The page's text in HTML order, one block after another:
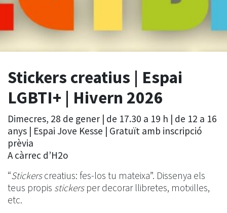
Stickers creatius | Espai
LGBTI+ | Hivern 2026
Dimecres, 28 de gener | de 17.30 a 19 h | de 12 a 16
anys | Espai Jove Kesse | Gratuït amb inscripció
prèvia
A càrrec d’H2o
“Stickerscreatius: fes-los tu mateixa”. Dissenya els
teus propis stickers per decorar llibretes, motxilles,
etc.